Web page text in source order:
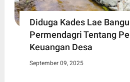
Diduga Kades Lae
Permendagri Tentang
Keuangan Desa
September 09, 2025